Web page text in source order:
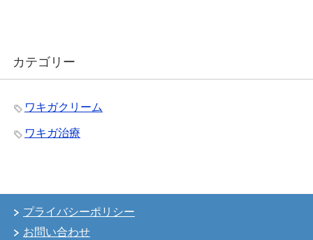
カテゴリー
ワキガクリーム
ワキガ治療
プライバシーポリシー
お問い合わせ